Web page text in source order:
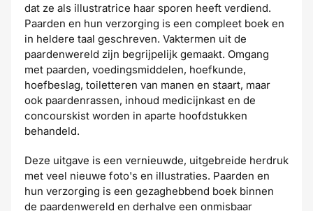
dat ze als illustratrice haar sporen heeft verdiend.
Paarden en hun verzorging is een compleet boek en
in heldere taal geschreven. Vaktermen uit de
paardenwereld zijn begrijpelijk gemaakt. Omgang
met paarden, voedingsmiddelen, hoefkunde,
hoefbeslag, toiletteren van manen en staart, maar
ook paardenrassen, inhoud medicijnkast en de
concourskist worden in aparte hoofdstukken
behandeld.
Deze uitgave is een vernieuwde, uitgebreide herdruk
met veel nieuwe foto's en illustraties. Paarden en
hun verzorging is een gezaghebbend boek binnen
de paardenwereld en derhalve een onmisbaar